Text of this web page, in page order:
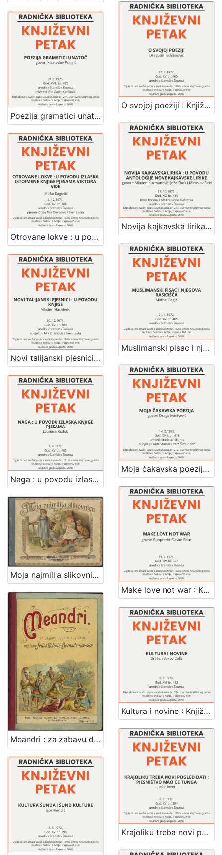
Poezija gramatici unatoč : Književni petak, dvorana u Novinarskom domu, 28. 3. 1975., br. 482 / Krunoslav Pranjić ; tekstove čita Zlatko Crnković ; urednik Stanislav Škunca
Otrovane lokve : u povodu izlaska istoimene knjige pjesama Viktora Vide : Književni petak, dvorana u Novinarskom domu, 3. 12. 1971., br. 388 / Mirko Rogošić ; pjesme čitaju Mia Oremović, Sven Lasta ; urednik Stanislav Škunca
O svojoj poeziji : Književni petak, dvorana u Novinarskom domu, 17. 3. 1972., br. 400 / Dragutin Tadijanović ; urednik Stanislav Škunca
Novi talijanski pjesnici : u povodu knjige : Književni petak, dvorana u Novinarskom domu, 10. 12. 1971., br. 389 / Mladen Machiedo ; tekstove čitaju Mia Oremović, Sven Lasta ; urednik Stanislav Škunca
Novija kajkavska lirika : u povodu antologije nove kajkavske lirike : Književni petak, dvorana u Novinarskom domu, 17. 10. 1975., br. 489 / govore Mladen Kuzmanović, Joža Skok, Miroslav Šicel ; izbor tekstova recitira Nada Klašterka ; urednik Stanislav Škunca
Naga : u povodu izlaska knjige pjesama : Književni petak, dvorana u Novinarskom domu, 7. 4. 1972., br. 403 / Zvonimir Golob ; urednik Stanislav Škunca
Muslimanski pisac i njegova raskršća : Književni petak, dvorana u Novinarskom domu, 21. 4. 1972., br. 405 / Midhat Begić ; urednik Stanislav Škunca
Moja najmilija slikovnica : pjesmice / napisao Stjepan Širola
Moja čakavska poezija : Književni petak, dvorana u Novinarskom domu, 14. 2. 1975., br. 476 / Drago Ivanišević ; sudjeluju Ante Stamać, Pero Šimunović ; urednik Stanislav Škunca
Meandri : za zabavu dobrim kevicama / napisala Jelica Belović-Bernadzikowska
Make love not war : Književni petak, 19. 2. 1971., br. 372 / govori Rupprecht Slavko Baur ; urednik Stanislav Škunca
Kultura i novine : Književni petak, dvorana u Novinarskom domu, 9. 2. 1973., br. 422 / Dražen Vukov Colić ; urednik Stanislav Škunca
Krajoliku treba novi pogled dati : pjesništvo Mao Ce Tunga : Književni petak, dvorana u Novinarskom domu, 4. 2. 1972., br. 394 / Josip Sever ; urednik Stanislav Škunca